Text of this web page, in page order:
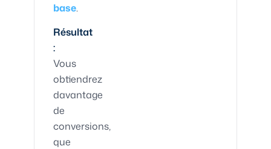
base.
Résultat
:
Vous
obtiendrez
davantage
de
conversions,
que